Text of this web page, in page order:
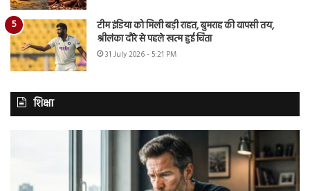
टीम इंडिया को मिली बड़ी राहत, बुमराह की वापसी तय,
श्रीलंका दौरे से पहले खत्म हुई चिंता
31 July 2026 - 5:21 PM
शिक्षा